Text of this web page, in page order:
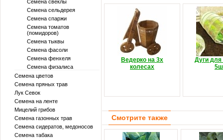
Семена свеклы
Семена сельдерея
Семена спаржи
Семена томатов
(помидоров)
Семена тыквы
Семена фасоли
Семена фенхеля
Семена физалиса
Семена цветов
Семена пряных трав
Лук Севок
Семена на ленте
Мицелий грибов
Семена газонных трав
Семена сидератов, медоносов
Семена табака
Ведерко на 3х
колесах
Дуги для
Смотрите также